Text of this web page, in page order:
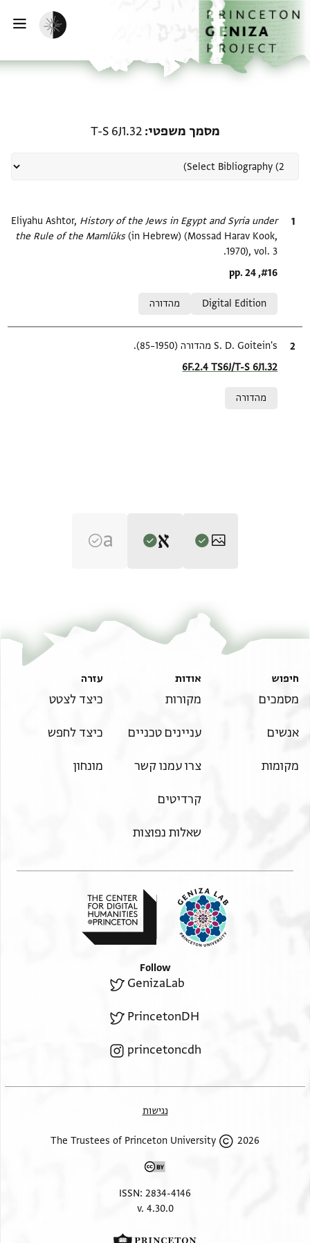
לתוכןהבית
הפעלת מצב כהה
מסמך משפטי T-S 6J1.32
ציטוט Eliyahu Ashtor,History of the Jews in Egypt and Syria under
the Rule of the Mamlūks‎(in Hebrew) (Mossad Harav Kook,
1970), vol. 3.
Location in source
#16, pp. 24
Digital Edition
מהדורה
ציטוט
S. D. Goitein's מהדורה (1950–85).
Location in source
6F.2.4 TS6J/T-S 6J1.32
מהדורה
History of the Jews in Egypt and Syria under the
Rule of the Mamlūks‎
(in Hebrew) (Mossad Harav Kook, 1970), vol.
למא כאן בתאריך יום אלכמיס אלתאמן
אשהדנא עלי אלשיך מוסי אלכהן אלבלביסי
אבן אבו אלעז אלכהן עלי נפסה פי צחה מנה
אבן אלמולא אלריס אבו אלעלא גאריה
קבץ מנה תמנהא והו נקרה מאיתין סתה
וסתין ונצף נקרה וקד צמן לה ...
וקד ארתצא אלמשתרי
T-S 6J1.32 1v הגדל וסובב
ע"ב
עינהא וארתצא בה
תנאי היתר שימוש בתצלום
חיפוש
מסמכים
אנשים
מקומות
אודות
מקורות
עניינים טכניים
צרו עמנו קשר
קרדיטים
שאלות נפוצות
עזרה
כיצד לצטט
כיצד לחפש
מונחון
Follow
GenizaLab
PrincetonDH
princetoncdh
נגישות
2026 The Trustees of Princeton University
ISSN: 2834-4146
v. 4.30.0